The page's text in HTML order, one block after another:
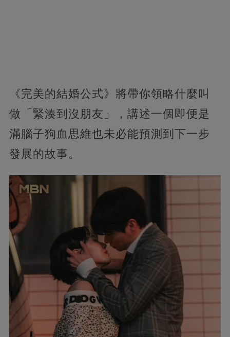
《完美的結婚公式》將帶你領略什麼叫
做「緊湊到沒朋友」，講述一個即便是
滿腦子狗血思維也未必能預測到下一步
發展的故事。